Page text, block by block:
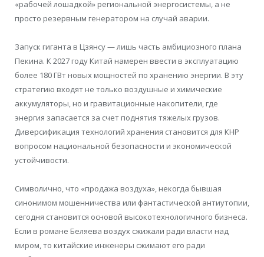
«рабочей лошадкой» региональной энергосистемы, а не
просто резервным генератором на случай аварии.
Запуск гиганта в Цзянсу — лишь часть амбициозного плана
Пекина. К 2027 году Китай намерен ввести в эксплуатацию
более 180 ГВт новых мощностей по хранению энергии. В эту
стратегию входят не только воздушные и химические
аккумуляторы, но и гравитационные накопители, где
энергия запасается за счет поднятия тяжелых грузов.
Диверсификация технологий хранения становится для КНР
вопросом национальной безопасности и экономической
устойчивости.
Символично, что «продажа воздуха», некогда бывшая
синонимом мошенничества или фантастической антиутопии,
сегодня становится основой высокотехнологичного бизнеса.
Если в романе Беляева воздух сжижали ради власти над
миром, то китайские инженеры сжимают его ради